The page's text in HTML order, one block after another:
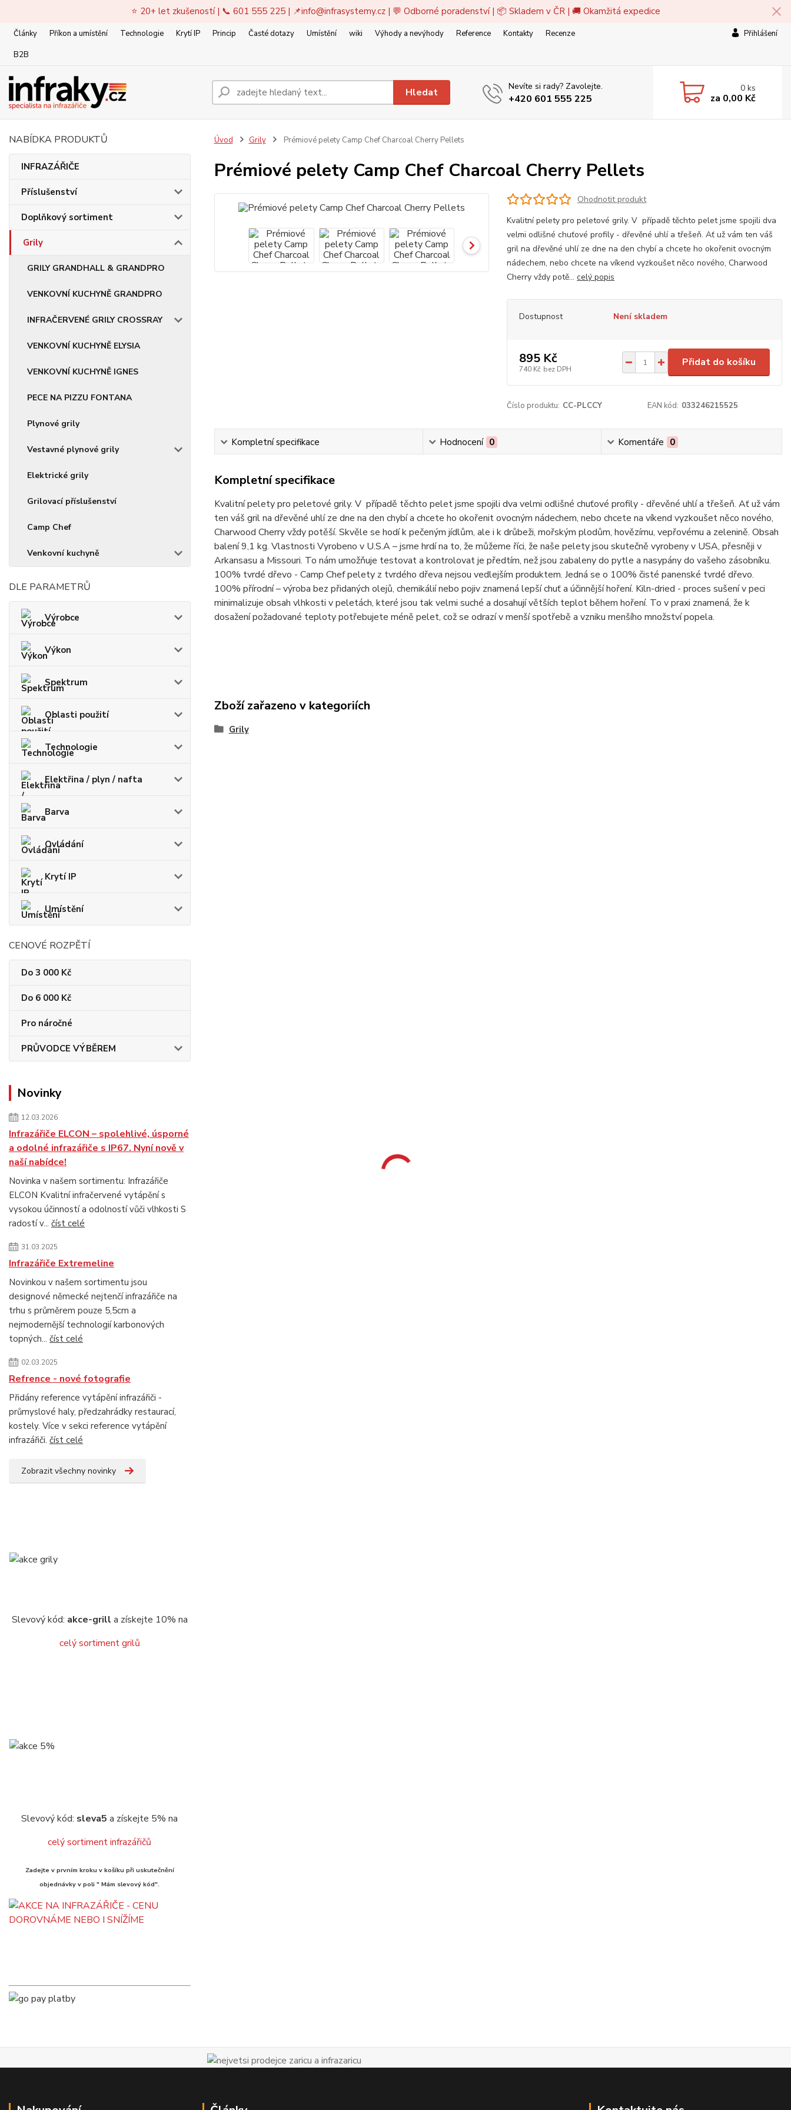
⭐ 20+ let zkušeností | 📞 601 555 225 | 📌info@infrasystemy.cz| 💬 Odborné poradenství | 📦 Skladem v ČR | 🚚 Okamžitá expedice
Články Příkon a umístění Technologie Krytí IP Princip Časté dotazy Umístění wiki Výhody a nevýhody Reference Kontakty
Recenze
B2B
Přihlášení
Hledat Nevíte si rady? Zavolejte.
+420 601 555 225
0 ks
za 0,00 Kč
NABÍDKA PRODUKTŮ
INFRAZÁŘIČE
Příslušenství
Doplňkový sortiment
Grily
GRILY GRANDHALL & GRANDPRO
VENKOVNÍ KUCHYNĚ GRANDPRO
INFRAČERVENÉ GRILY CROSSRAY
VENKOVNÍ KUCHYNĚ ELYSIA
VENKOVNÍ KUCHYNĚ IGNES
PECE NA PIZZU FONTANA
Plynové grily
Vestavné plynové grily
Elektrické grily
Grilovací příslušenství
Camp Chef
Venkovní kuchyně
DLE PARAMETRŮ
Výrobce
Výkon
Spektrum
Oblasti použití
Technologie
Elektřina / plyn / nafta
Barva
Ovládání
Krytí IP
Umístění
CENOVÉ ROZPĚTÍ
Do 3 000 Kč
Do 6 000 Kč
Pro náročné
PRŮVODCE VÝBĚREM
Novinky
12.03.2026
Infrazářiče ELCON – spolehlivé, úsporné
a odolné infrazářiče s IP67. Nyní nově v
naší nabídce!
Novinka v našem sortimentu: Infrazářiče
ELCON Kvalitní infračervené vytápění s
vysokou účinností a odolností vůči vlhkosti S
radostí v... číst celé
31.03.2025
Infrazářiče Extremeline
Novinkou v našem sortimentu jsou
designové německé nejtenčí infrazářiče na
trhu s průměrem pouze 5,5cm a
nejmodernější technologií karbonových
topných... číst celé
02.03.2025
Refrence - nové fotografie
Přidány reference vytápění infrazářiči -
průmyslové haly, předzahrádky restaurací,
kostely. Více v sekci reference vytápění
infrazářiči. číst celé
Zobrazit všechny novinky
Slevový kód: akce-grill a získejte 10% na
celý sortiment grilů
Slevový kód: sleva5 a získejte 5% na
celý sortiment infrazářičů
Zadejte v prvním kroku v košíku při uskutečnění
objednávky v poli " Mám slevový kód".
Úvod Grily Prémiové pelety Camp Chef Charcoal Cherry Pellets
Prémiové pelety Camp Chef Charcoal Cherry Pellets
Ohodnotit produkt
Kvalitní pelety pro peletové grily. V případě těchto pelet jsme spojili dva
velmi odlišné chuťové profily - dřevěné uhlí a třešeň. Ať už vám ten váš
gril na dřevěné uhlí ze dne na den chybí a chcete ho okořenit ovocným
nádechem, nebo chcete na víkend vyzkoušet něco nového, Charwood
Cherry vždy potě...celý popis
Dostupnost Není skladem
895 Kč
740 Kč bez DPH
Přidat do košíku
Číslo produktu: CC-PLCCY EAN kód: 033246215525
Kompletní specifikace Hodnocení 0 Komentáře 0
Kompletní specifikace
Kvalitní pelety pro peletové grily. V případě těchto pelet jsme spojili dva velmi odlišné chuťové profily - dřevěné uhlí a třešeň. Ať už vám
ten váš gril na dřevěné uhlí ze dne na den chybí a chcete ho okořenit ovocným nádechem, nebo chcete na víkend vyzkoušet něco nového,
Charwood Cherry vždy potěší. Skvěle se hodí k pečeným jídlům, ale i k drůbeži, mořským plodům, hovězímu, vepřovému a zelenině. Obsah
balení 9,1 kg. Vlastnosti Vyrobeno v U.S.A – jsme hrdí na to, že můžeme říci, že naše pelety jsou skutečně vyrobeny v USA, přesněji v
Arkansasu a Missouri. To nám umožňuje testovat a kontrolovat je předtím, než jsou zabaleny do pytle a nasypány do vašeho zásobníku.
100% tvrdé dřevo - Camp Chef pelety z tvrdého dřeva nejsou vedlejším produktem. Jedná se o 100% čisté panenské tvrdé dřevo.
100% přírodní – výroba bez přidaných olejů, chemikálií nebo pojiv znamená lepší chuť a účinnější hoření. Kiln-dried - proces sušení v peci
minimalizuje obsah vlhkosti v peletách, které jsou tak velmi suché a dosahují větších teplot během hoření. To v praxi znamená, že k
dosažení požadované teploty potřebujete méně pelet, což se odrazí v menší spotřebě a vzniku menšího množství popela.
Zboží zařazeno v kategoriích
Grily